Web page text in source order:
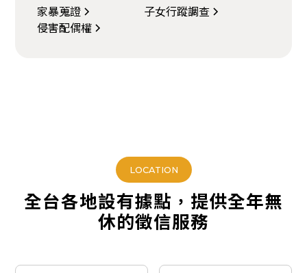
家暴蒐證
子女行蹤調查
侵害配偶權
LOCATION
全台各地設有據點，提供全年無
休的徵信服務